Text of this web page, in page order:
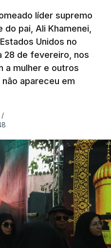
líder supremo
pai, Ali Khamenei,
Unidos no
28 de fevereiro, nos
a mulher e outros
apareceu em
/